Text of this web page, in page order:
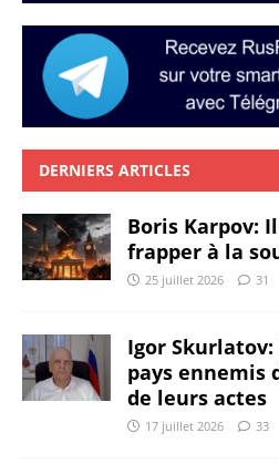
DERNIERS ARTICLES
Boris Karpov:
frapper à la
25 juillet 2026 31
Igor
pays ennemis
de leurs actes
17 juillet 2026 33